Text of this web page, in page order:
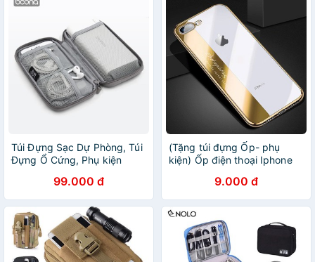
Túi Đựng Sạc Dự Phòng, Túi
Đựng Ổ Cứng, Phụ kiện
99.000 đ
(Tặng túi đựng Ốp- phụ
kiện) Ốp điện thoại Iphone
9.000 đ